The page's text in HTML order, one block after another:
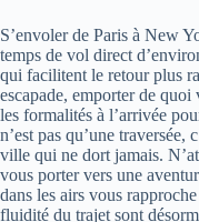
S’envoler de Paris à New
temps de vol direct
qui facilitent le retour plus
escapade, emporter de
les formalités à l’arrivée
n’est pas qu’une traversée,
ville qui ne dort jamais.
vous porter vers une
dans les airs vous
fluidité du trajet sont